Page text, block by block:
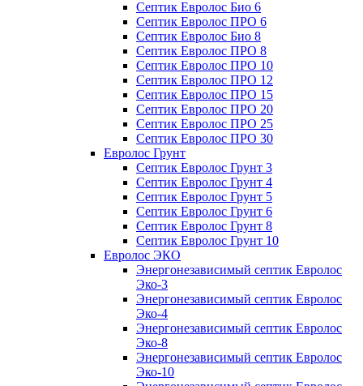
Септик Евролос Био 6
Септик Евролос ПРО 6
Септик Евролос Био 8
Септик Евролос ПРО 8
Септик Евролос ПРО 10
Септик Евролос ПРО 12
Септик Евролос ПРО 15
Септик Евролос ПРО 20
Септик Евролос ПРО 25
Септик Евролос ПРО 30
Евролос Грунт
Септик Евролос Грунт 3
Септик Евролос Грунт 4
Септик Евролос Грунт 5
Септик Евролос Грунт 6
Септик Евролос Грунт 8
Септик Евролос Грунт 10
Евролос ЭКО
Энергонезависимый септик Евролос
Эко-3
Энергонезависимый септик Евролос
Эко-4
Энергонезависимый септик Евролос
Эко-8
Энергонезависимый септик Евролос
Эко-10